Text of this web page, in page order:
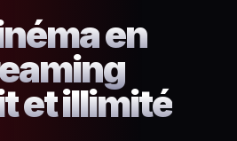
en
et illimité